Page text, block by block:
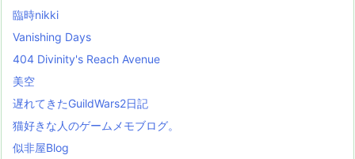
臨時nikki
Vanishing Days
404 Divinity's Reach Avenue
美空
遅れてきたGuildWars2日記
猫好きな人のゲームメモブログ。
似非屋Blog